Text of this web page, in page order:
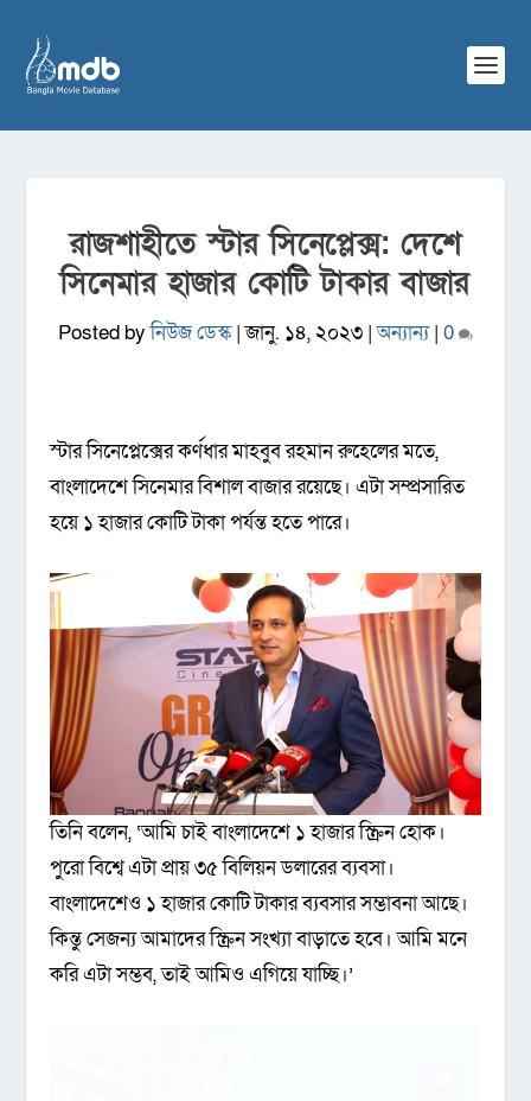
রাজশাহীতে স্টার সিনেপ্লেক্স: দেশে
সিনেমার হাজার কোটি টাকার বাজার
Posted byনিউজ ডেস্ক|জানু. ১৪, ২০২৩ |অন্যান্য| 0
স্টার সিনেপ্লেক্সের কর্ণধার মাহবুব রহমান রুহেলের মতে,
বাংলাদেশে সিনেমার বিশাল বাজার রয়েছে। এটা সম্প্রসারিত
হয়ে ১ হাজার কোটি টাকা পর্যন্ত হতে পারে।
তিনি বলেন, ‘আমি চাই বাংলাদেশে ১ হাজার স্ক্রিন হোক।
পুরো বিশ্বে এটা প্রায় ৩৫ বিলিয়ন ডলারের ব্যবসা।
বাংলাদেশেও ১ হাজার কোটি টাকার ব্যবসার সম্ভাবনা আছে।
কিন্তু সেজন্য আমাদের স্ক্রিন সংখ্যা বাড়াতে হবে। আমি মনে
করি এটা সম্ভব, তাই আমিও এগিয়ে যাচ্ছি।’